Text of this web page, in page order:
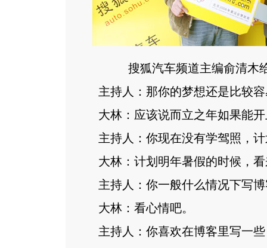
搜狐汽车频道主编俞清木
主持人：那你的梦想还是比较容
大林：应该说而立之年如果能开
主持人：你现在没有学驾照，计
大林：计划明年暑假的时候，看
主持人：你一般什么情况下写博
大林：看心情吧。
主持人：你喜欢在博客里写一些